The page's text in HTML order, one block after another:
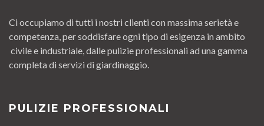
Ci occupiamo di tutti i nostri clienti con massima serietà e
competenza, per soddisfare ogni tipo di esigenza in ambito
civile e industriale, dalle pulizie professionali ad una gamma
completa di servizi di giardinaggio.
PULIZIE PROFESSIONALI